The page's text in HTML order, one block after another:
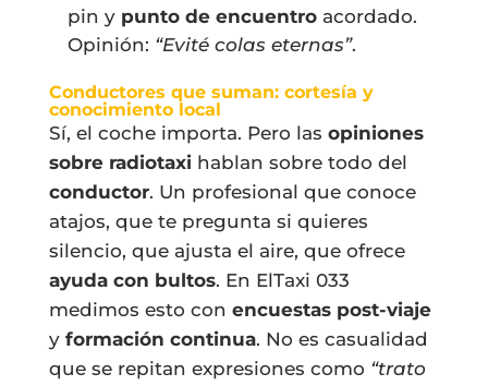
pin y punto de encuentroacordado.
Opinión: “Evité colas eternas”.
Conductores que suman: cortesía y
conocimiento local
Sí, el coche importa. Pero las opiniones
sobre radiotaxi hablan sobre todo del
conductor. Un profesional que conoce
atajos, que te pregunta si quieres
silencio, que ajusta el aire, que ofrece
ayuda con bultos. En ElTaxi 033
medimos esto con encuestas post-viaje
y formación continua. No es casualidad
que se repitan expresiones como “trato